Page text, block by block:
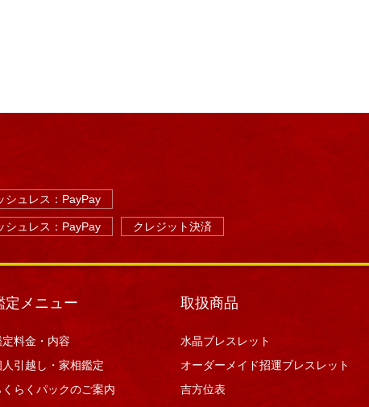
シュレス：PayPay
シュレス：PayPay クレジット決済
定メニュー
定料金・内容
人引越し・家相鑑定
くらくパックのご案内
取扱商品
水晶ブレスレット
オーダーメイド招運ブレスレット
吉方位表